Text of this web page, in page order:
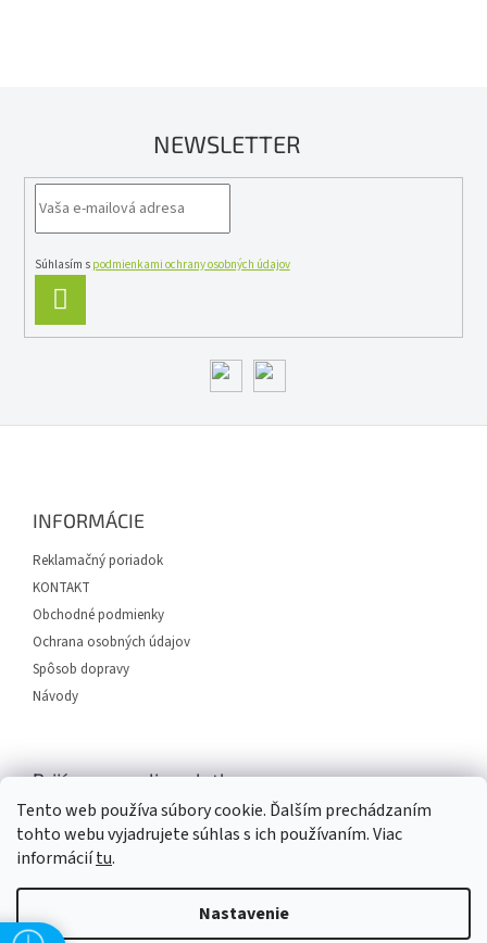
Tento web používa súbory cookie. Ďalším prechádzaním
tohto webu vyjadrujete súhlas s ich používaním. Viac
informáciítu.
Nastavenie
NEWSLETTER
Súhlasím s podmienkami ochrany osobných údajov
SA
INFORMÁCIE
Reklamačný poriadok
KONTAKT
Obchodné podmienky
Ochrana osobných údajov
Spôsob dopravy
Návody
Prijímame online platby
Vytvoril Shoptet